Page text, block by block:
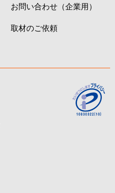
お問い合わせ（企業用）
取材のご依頼